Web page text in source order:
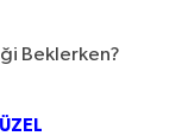
Beklerken?